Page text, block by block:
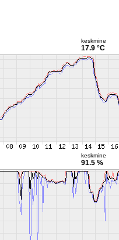
keskmine
17.9 °C
keskmine
91.5 %